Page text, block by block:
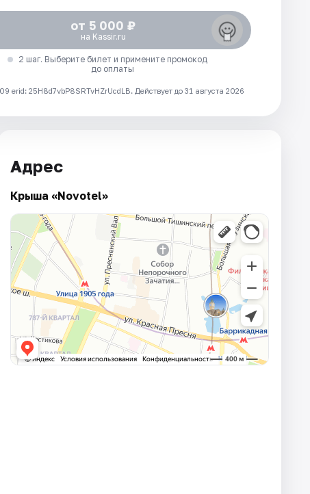
от 5 000 ₽
на Kassir.ru
2 шаг. Выберите билет и примените промокод
до оплаты
25H8d7vbP8SRTvHZrUcdLB. Действует до 31 августа 2026
Адрес
Крыша «Novotel»